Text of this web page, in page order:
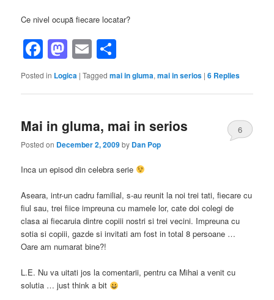
Ce nivel ocupă fiecare locatar?
Facebook
Mastodon
Email
Posted in Logica |Tagged mai in gluma,mai in serios |6 Replies
Mai in gluma, mai in serios
Posted on December 2, 2009by Dan Pop
6
Inca un episod din celebra serie
Aseara, intr-un cadru familial, s-au reunit la noi trei tati, fiecare cu
fiul sau, trei fiice impreuna cu mamele lor, cate doi colegi de
clasa ai fiecaruia dintre copiii nostri si trei vecini. Impreuna cu
sotia si copiii, gazde si invitati am fost in total 8 persoane …
Oare am numarat bine?!
L.E. Nu va uitati jos la comentarii, pentru ca Mihai a venit cu
solutia … just think a bit